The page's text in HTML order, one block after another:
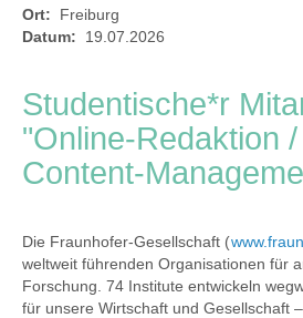
Ort: Freiburg
Datum: 19.07.2026
Studentische*r
"Online-Redaktion
Content-
Die Fraunhofer-Gesellschaft (
weltweit führenden Organisationen für
Forschung. 74 Institute entwickeln
für unsere Wirtschaft und Gesellschaft